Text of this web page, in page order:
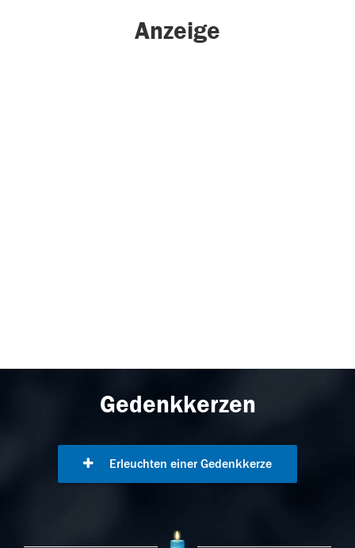
Anzeige
Gedenkkerzen
Erleuchten einer Gedenkkerze